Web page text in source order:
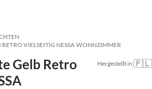
RETRO VIELSEITIG NESSA WOHNZIMMER
Gelb Retro
Hergestellt in:🇵🇱